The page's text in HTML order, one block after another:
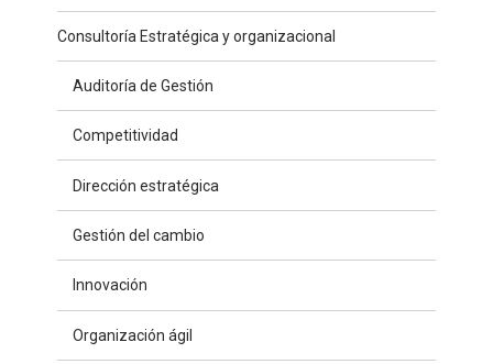
Consultoría Estratégica y organizacional
Auditoría de Gestión
Competitividad
Dirección estratégica
Gestión del cambio
Innovación
Organización ágil